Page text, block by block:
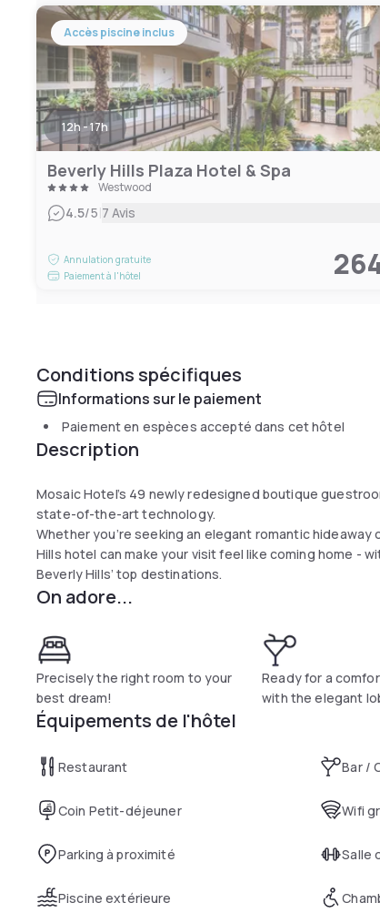
Accès piscine inclus
12h - 17h
Beverly Hills Plaza Hotel & Spa
Westwood
4.5/5|7 Avis
Annulation gratuite
Paiement à l'hôtel
Conditions spécifiques
Informations sur le paiement
Paiement en espèces accepté dans cet hôtel
Description
Mosaic Hotel’s 49 newly redesigned boutique
state-of-the-art technology.
Whether you’re seeking an elegant romantic
Hills hotel can make your visit feel like coming home -
Beverly Hills’ top destinations.
On adore...
Precisely the right room to your
best dream!
Ready for a
with the elegant
Équipements de l'hôtel
Restaurant Bar /
Coin Petit-déjeuner Wifi
Parking à proximité Salle
Piscine extérieure